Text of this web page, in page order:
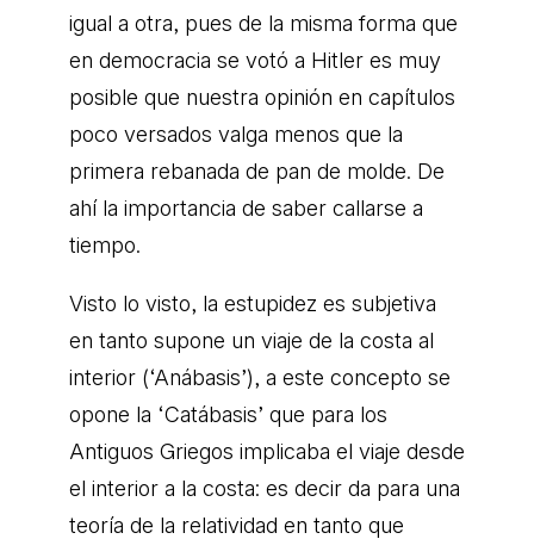
igual a otra, pues de la misma forma que
en democracia se votó a Hitler es muy
posible que nuestra opinión en capítulos
poco versados valga menos que la
primera rebanada de pan de molde. De
ahí la importancia de saber callarse a
tiempo.
Visto lo visto, la estupidez es subjetiva
en tanto supone un viaje de la costa al
interior (‘Anábasis’), a este concepto se
opone la ‘Catábasis’ que para los
Antiguos Griegos implicaba el viaje desde
el interior a la costa: es decir da para una
teoría de la relatividad en tanto que